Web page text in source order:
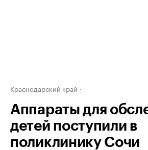
Краснодарский край
Аппараты для
детей поступили в
поликлинику Сочи